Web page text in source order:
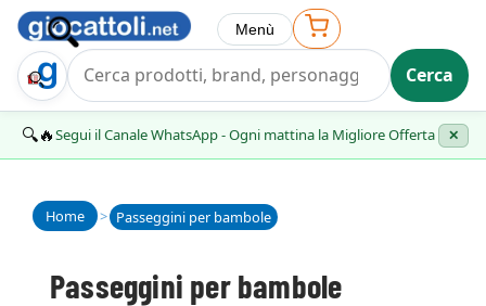
Trova Regalo Cerca
Menù
🔍🔥Segui il Canale WhatsApp - Ogni mattina la Migliore Offerta ✕
Home > Passeggini per bambole
Passeggini per bambole